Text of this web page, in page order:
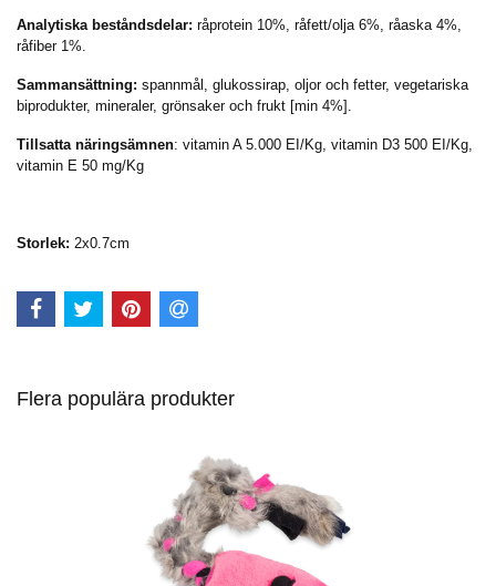
Analytiska beståndsdelar: råprotein 10%, råfett/olja 6%, råaska 4%,
råfiber 1%.
Sammansättning: spannmål, glukossirap, oljor och fetter, vegetariska
biprodukter, mineraler, grönsaker och frukt [min 4%].
Tillsatta näringsämnen: vitamin A 5.000 EI/Kg, vitamin D3 500 EI/Kg,
vitamin E 50 mg/Kg
Storlek: 2x0.7cm
Flera populära produkter